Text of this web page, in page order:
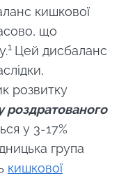
кишкової
що
.1 Цей дисбаланс
розвитку
роздратованого
у 3-17%
група
кишкової